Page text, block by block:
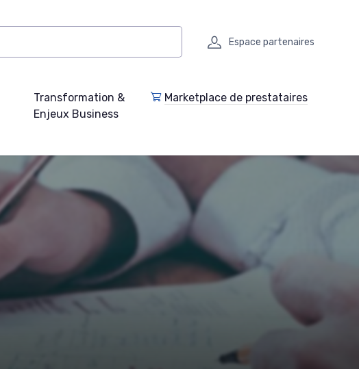
Espace partenaires
Transformation &
Enjeux Business
Marketplace de prestataires